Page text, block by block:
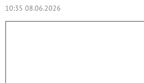
10:35 08.06.2026